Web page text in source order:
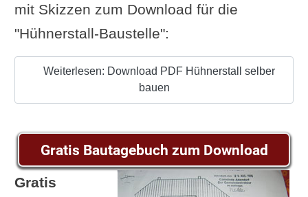
mit Skizzen zum Download für die
"Hühnerstall-Baustelle":
Weiterlesen: Download PDF Hühnerstall selber
bauen
Gratis Bautagebuch zum Download
Gratis